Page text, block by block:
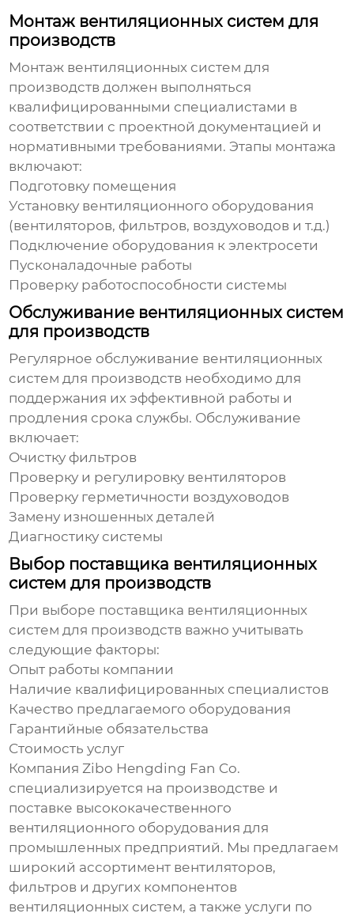
Монтаж вентиляционных систем для
производств
Монтаж вентиляционных систем для
производств должен выполняться
квалифицированными специалистами в
соответствии с проектной документацией и
нормативными требованиями. Этапы монтажа
включают:
Подготовку помещения
Установку вентиляционного оборудования
(вентиляторов, фильтров, воздуховодов и т.д.)
Подключение оборудования к электросети
Пусконаладочные работы
Проверку работоспособности системы
Обслуживание вентиляционных систем
для производств
Регулярное обслуживание вентиляционных
систем для производств необходимо для
поддержания их эффективной работы и
продления срока службы. Обслуживание
включает:
Очистку фильтров
Проверку и регулировку вентиляторов
Проверку герметичности воздуховодов
Замену изношенных деталей
Диагностику системы
Выбор поставщика вентиляционных
систем для производств
При выборе поставщика вентиляционных
систем для производств важно учитывать
следующие факторы:
Опыт работы компании
Наличие квалифицированных специалистов
Качество предлагаемого оборудования
Гарантийные обязательства
Стоимость услуг
КомпанияZibo Hengding Fan Co.
специализируется на производстве и
поставке высококачественного
вентиляционного оборудования для
промышленных предприятий. Мы предлагаем
широкий ассортимент вентиляторов,
фильтров и других компонентов
вентиляционных систем, а также услуги по